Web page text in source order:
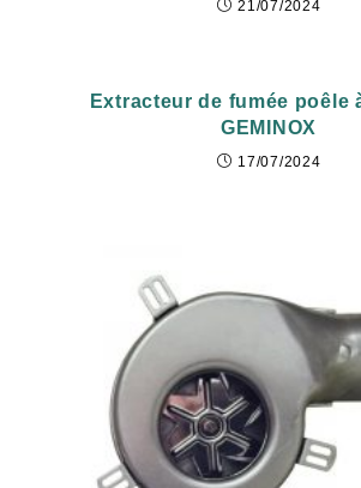
21/07/2024
Extracteur de fumée poêle
GEMINOX
17/07/2024